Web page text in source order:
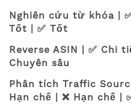
Nghiên cứu từ khóa |
Tốt | ✅ Tốt
Reverse ASIN | ✅ Chi
Chuyên sâu
Phân tích Traffic
Hạn chế | ❌ Hạn chế |